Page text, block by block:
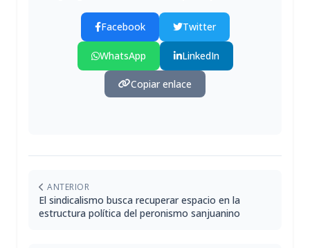
Facebook Twitter
WhatsApp LinkedIn
Copiar enlace
ANTERIOR
El sindicalismo busca recuperar espacio en la
estructura política del peronismo sanjuanino